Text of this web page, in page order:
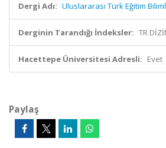
Dergi Adı: Uluslararası Türk Eğitim
Derginin Tarandığı İndeksler: TR
Hacettepe Üniversitesi Adresli: Evet
Paylaş